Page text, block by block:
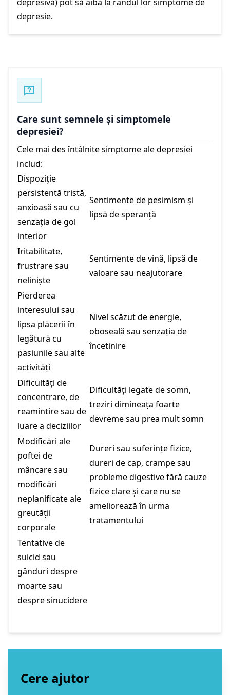
depresie.
Care sunt semnele și simptomele
depresiei?
Cele mai des întâlnite simptome ale depresiei
includ:
Dispoziție
persistentă tristă,
anxioasă sau cu
senzația de gol
interior
Sentimente de pesimism și
lipsă de speranță
Iritabilitate,
frustrare sau
neliniște
Sentimente de vină, lipsă de
valoare sau neajutorare
Pierderea
interesului sau
lipsa plăcerii în
legătură cu
pasiunile sau alte
activități
Nivel scăzut de energie,
oboseală sau senzația de
încetinire
Dificultăți de
concentrare, de
reamintire sau de
luare a deciziilor
Dificultăți legate de somn,
treziri dimineața foarte
devreme sau prea mult somn
Modificări ale
poftei de
mâncare sau
modificări
neplanificate ale
greutății
corporale
Dureri sau suferințe fizice,
dureri de cap, crampe sau
probleme digestive fără cauze
fizice clare și care nu se
ameliorează în urma
tratamentului
Tentative de
suicid sau
gânduri despre
moarte sau
despre sinucidere
Cere ajutor